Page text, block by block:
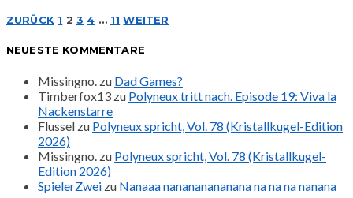
Seitennummerierung
der
Beiträge
ZURÜCK 1 2 3 4 … 11 WEITER
NEUESTE KOMMENTARE
Missingno. zu Dad Games?
Timberfox13 zu Polyneux tritt nach. Episode 19: Viva la
Nackenstarre
Flussel zu Polyneux spricht, Vol. 78 (Kristallkugel-Edition
2026)
Missingno. zu Polyneux spricht, Vol. 78 (Kristallkugel-
Edition 2026)
SpielerZwei zu Nanaaa nanananananana na na na nanana